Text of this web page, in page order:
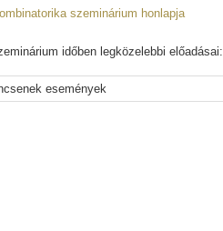
szeminárium honlapja
időben legközelebbi előadásai:
események